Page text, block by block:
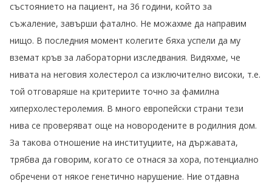
състоянието на пациент, на 36 години, който за
съжаление, завърши фатално. Не можахме да направим
нищо. В последния момент колегите бяха успели да му
вземат кръв за лабораторни изследвания. Видяхме, че
нивата на неговия холестерол са изключително високи, т.е.
той отговаряше на критериите точно за фамилна
хиперхолестеролемия. В много европейски страни тези
нива се проверяват още на новородените в родилния дом.
За такова отношение на институциите, на държавата,
трябва да говорим, когато се отнася за хора, потенциално
обречени от някое генетично нарушение. Ние отдавна